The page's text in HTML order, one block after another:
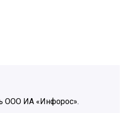
ООО ИА «Инфорос».